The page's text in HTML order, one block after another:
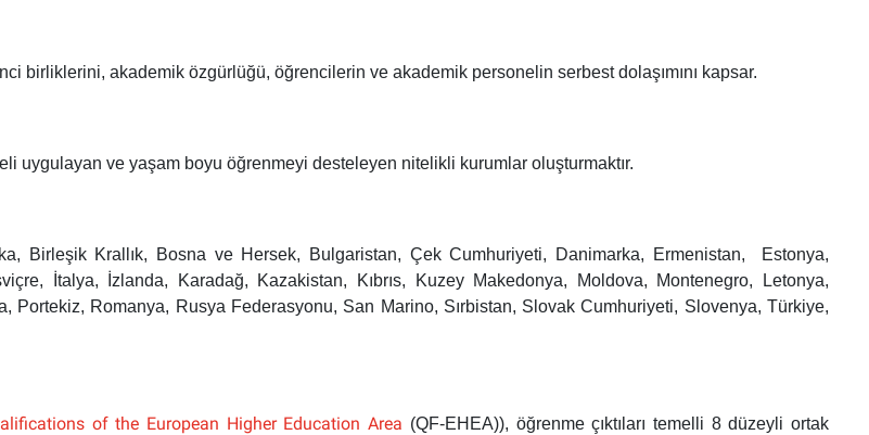
birliklerini, akademik özgürlüğü, öğrencilerin ve akademik personelin serbest dolaşımını kapsar.
uygulayan ve yaşam boyu öğrenmeyi desteleyen nitelikli kurumlar oluşturmaktır.
Birleşik Krallık, Bosna ve Hersek, Bulgaristan, Çek Cumhuriyeti, Danimarka, Ermenistan,
Estonya,
İtalya, İzlanda, Karadağ, Kazakistan, Kıbrıs, Kuzey Makedonya, Moldova, Montenegro, Letonya,
Portekiz, Romanya, Rusya Federasyonu, San Marino, Sırbistan, Slovak Cumhuriyeti, Slovenya, Türkiye,
of the European Higher Education Area (QF-EHEA)), öğrenme çıktıları temelli 8 düzeyli ortak